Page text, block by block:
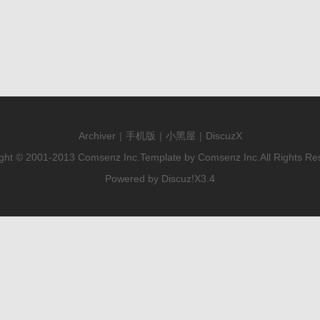
Archiver | 手机版 | 小黑屋 | DiscuzX
© 2001-2013 Comsenz Inc. Template by Comsenz Inc. All Rights
Powered by Discuz!X3.4